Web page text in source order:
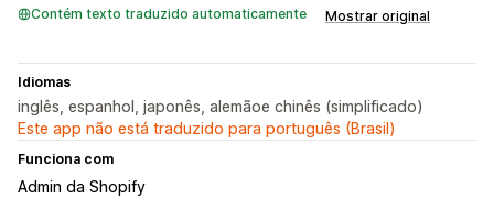
Contém texto traduzido automaticamente Mostrar original
Idiomas
inglês, espanhol, japonês, alemãoe chinês (simplificado)
Este app não está traduzido para português (Brasil)
Funciona com
Admin da Shopify